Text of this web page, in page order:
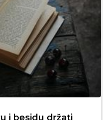
i besidu držati